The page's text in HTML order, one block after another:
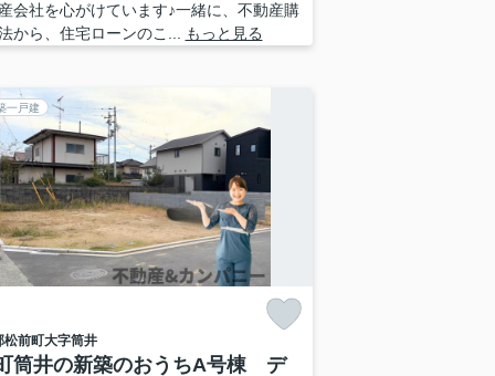
会社を心がけています♪一緒に、不動産購
から、住宅ローンのこ...
もっと見る
一戸建
松前町大字筒井
筒井の新築のおうちA号棟 デ